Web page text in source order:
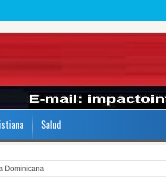
Salud
Dominicana